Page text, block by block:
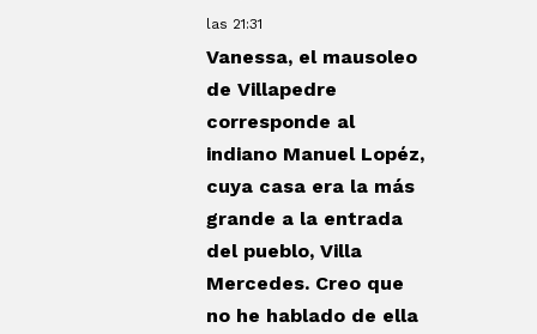
las 21:31
Vanessa, el mausoleo
de Villapedre
corresponde al
indiano Manuel Lopéz,
cuya casa era la más
grande a la entrada
del pueblo, Villa
Mercedes. Creo que
no he hablado de ella